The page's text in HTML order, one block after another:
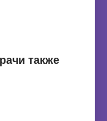
также